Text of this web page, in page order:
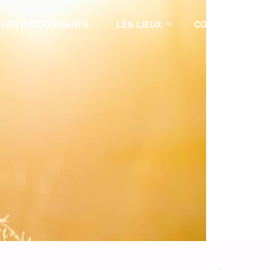
LES INTERVENANTS LES LIEUX CONTACT